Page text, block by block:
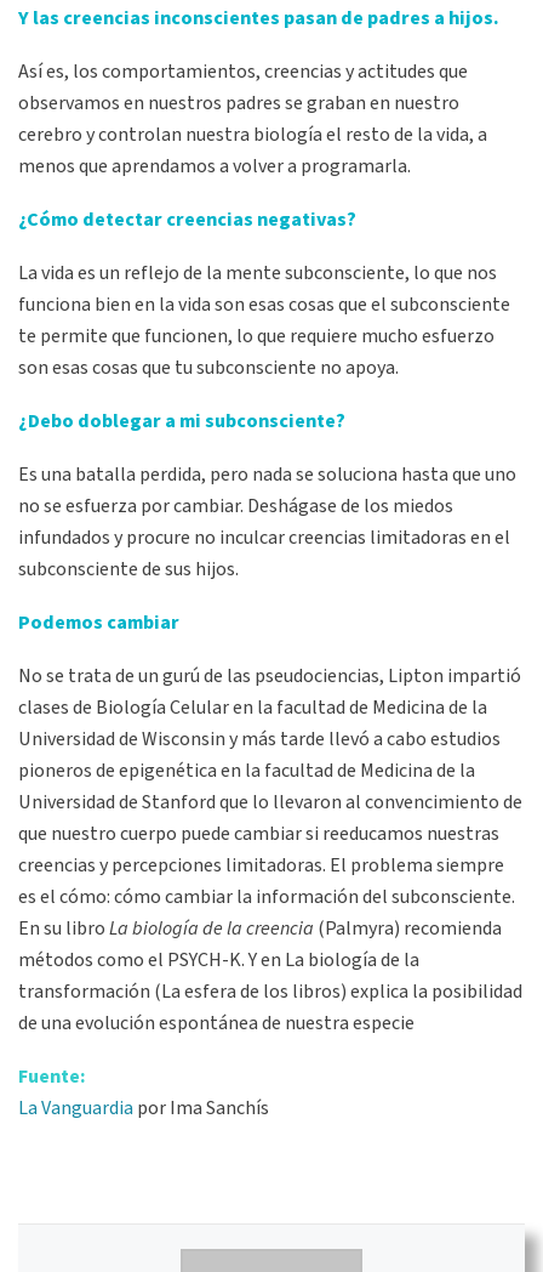
Y las creencias inconscientes pasan de padres a hijos.
Así es, los comportamientos, creencias y actitudes que
observamos en nuestros padres se graban en nuestro
cerebro y controlan nuestra biología el resto de la vida, a
menos que aprendamos a volver a programarla.
¿Cómo detectar creencias negativas?
La vida es un reflejo de la mente subconsciente, lo que nos
funciona bien en la vida son esas cosas que el subconsciente
te permite que funcionen, lo que requiere mucho esfuerzo
son esas cosas que tu subconsciente no apoya.
¿Debo doblegar a mi subconsciente?
Es una batalla perdida, pero nada se soluciona hasta que uno
no se esfuerza por cambiar. Deshágase de los miedos
infundados y procure no inculcar creencias limitadoras en el
subconsciente de sus hijos.
Podemos cambiar
No se trata de un gurú de las pseudociencias, Lipton impartió
clases de Biología Celular en la facultad de Medicina de la
Universidad de Wisconsin y más tarde llevó a cabo estudios
pioneros de epigenética en la facultad de Medicina de la
Universidad de Stanford que lo llevaron al convencimiento de
que nuestro cuerpo puede cambiar si reeducamos nuestras
creencias y percepciones limitadoras. El problema siempre
es el cómo: cómo cambiar la información del subconsciente.
En su libroLa biología de la creencia (Palmyra) recomienda
métodos como el PSYCH-K. Y en La biología de la
transformación (La esfera de los libros) explica la posibilidad
de una evolución espontánea de nuestra especie
Fuente:
La Vanguardia por Ima Sanchís